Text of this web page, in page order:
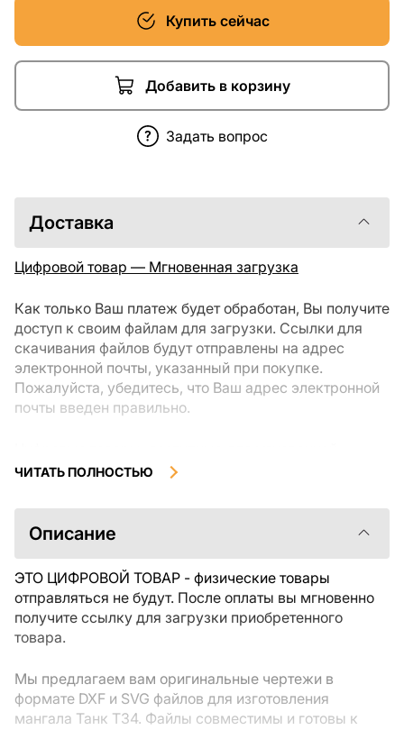
Купить сейчас
Добавить в корзину
Задать вопрос
Доставка
Цифровой товар — Мгновенная загрузка
Как только Ваш платеж будет обработан, Вы получите
доступ к своим файлам для загрузки. Ссылки для
скачивания файлов будут отправлены на адрес
электронной почты, указанный при покупке.
Пожалуйста, убедитесь, что Ваш адрес электронной
почты введен правильно.
загрузки, не подлежат возврату или обмену после их
ознакомиться с описанием товара и задать все
интересующие Вас вопросы перед покупкой. Если у
свяжитесь с продавцом напрямую.
ЧИТАТЬ ПОЛНОСТЬЮ
Описание
ЭТО ЦИФРОВОЙ ТОВАР - физические товары
отправляться не будут. После оплаты вы мгновенно
получите ссылку для загрузки приобретенного
товара.
Мы предлагаем вам оригинальные чертежи в
формате DXF и SVG файлов для изготовления
мангала Танк T34. Файлы совместимы и готовы к